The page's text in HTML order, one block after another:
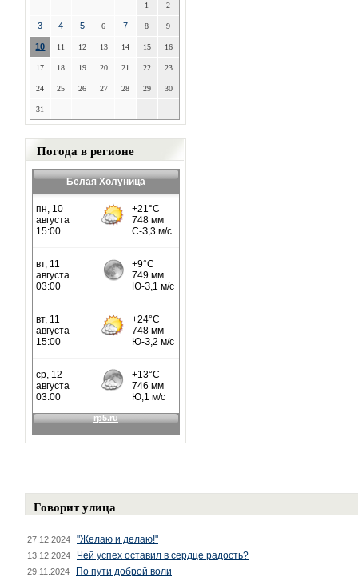
1 2
3 4 5 6 7 8 9
10 11 12 13 14 15 16
17 18 19 20 21 22 23
24 25 26 27 28 29 30
31
Погода в регионе
Белая Холуница
Говорит улица
27.12.2024 "Желаю и делаю!"
13.12.2024 Чей успех оставил в сердце радость?
29.11.2024 По пути доброй воли